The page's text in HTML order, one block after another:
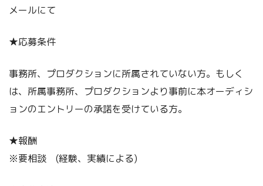
メールにて
★応募条件
事務所、プロダクションに所属されていない方。もしく
は、所属事務所、プロダクションより事前に本オーディシ
ョンのエントリーの承諾を受けている方。
★報酬
※要相談 (経験、実績による)